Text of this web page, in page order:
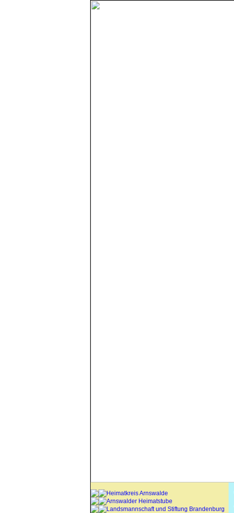
Heimatkreis Arnswalde
Arnswalder Heimatstube
Landsmannschaft und Stiftung Brandenburg